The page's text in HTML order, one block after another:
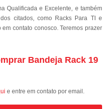
Qualificada e Excelente, e também
citados, como Racks Para TI e
contato conosco. Teremos prazer
Bandeja Rack 19
e entre em contato por email.